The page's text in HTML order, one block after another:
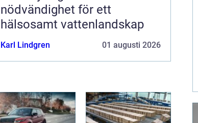
nödvändighet för ett
hälsosamt vattenlandskap
Karl Lindgren 01 augusti 2026